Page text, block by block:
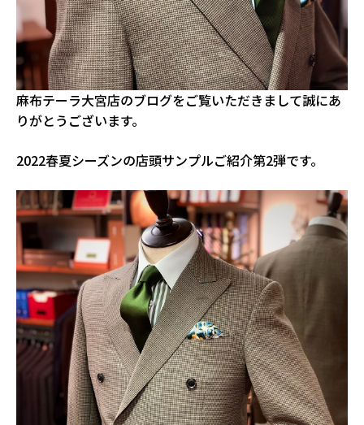
麻布テーラ大宮店のブログをご覧いただきまして誠にあ
りがとうございます。
2022春夏シーズンの店頭サンプルご紹介第2弾です。